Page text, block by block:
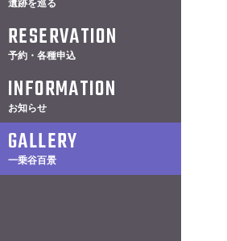
遺跡を巡る
RESERVATION
予約・各種申込
INFORMATION
お知らせ
GALLERY
一乗谷百景